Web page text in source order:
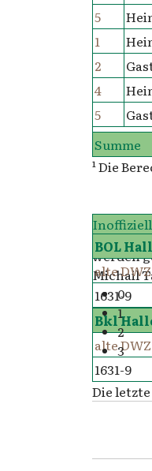
Um im
werden
Michail
0
1
2
3
5
1
2
4
5
Summe
¹ Die
BOL
alte DWZ
1631-9
Bkl
alte DWZ
1631-9
Die